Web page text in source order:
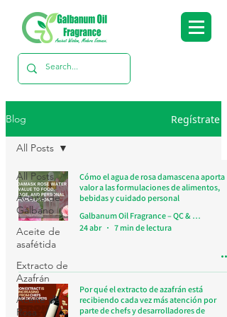
Blog Regístrate
All Posts
Aceite de
Gálbano
Aceite de
asafétida
Extracto de
Azafrán
Aceite de
Rosa
All Posts
Cómo el agua de rosa damascena aporta
valor a las formulaciones de alimentos,
bebidas y cuidado personal
Galbanum Oil Fragrance – QC & Research Team
24 abr
7 min de lectura
Por qué el extracto de azafrán está
recibiendo cada vez más atención por
parte de chefs y desarrolladores de